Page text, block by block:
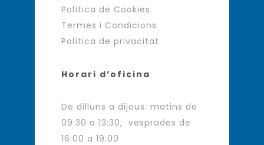
Política de Cookies
Termes i Condicions
Política de privacitat
Horari d’oficina
De dilluns a dijous: matins de
09:30 a 13:30, vesprades de
16:00 a 19:00